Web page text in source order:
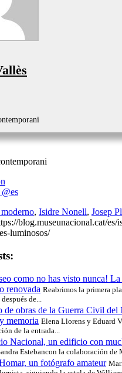
, Isidre Nonell, Josep
blog.museunacional.cat/es/
luminosos/
como no has visto nunca!
renovada Reabrimos la primera
de...
de obras de la Guerra Civil del
memoria Elena Llorens y Eduard
de la entrada...
Nacional, un edificio con
Estebancon la colaboración de
un fotógrafo amateur